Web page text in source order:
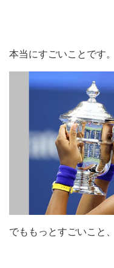
本当にすごいことです。
でももっとすごいこと、